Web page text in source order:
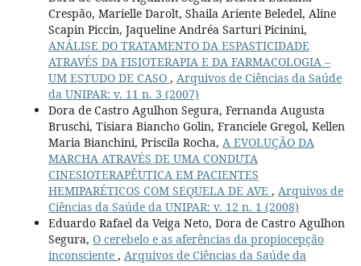
Crespão, Marielle Darolt, Shaila Ariente Beledel, Aline
Scapin Piccin, Jaqueline Andréa Sarturi Picinini,
ANÁLISE DO TRATAMENTO DA ESPASTICIDADE
ATRAVÉS DA FISIOTERAPIA E DA FARMACOLOGIA –
UM ESTUDO DE CASO , Arquivos de Ciências da Saúde
da UNIPAR: v. 11 n. 3 (2007)
Dora de Castro Agulhon Segura, Fernanda Augusta
Bruschi, Tisiara Biancho Golin, Franciele Gregol, Kellen
Maria Bianchini, Priscila Rocha, A EVOLUÇÃO DA
MARCHA ATRAVÉS DE UMA CONDUTA
CINESIOTERAPÊUTICA EM PACIENTES
HEMIPARÉTICOS COM SEQUELA DE AVE , Arquivos de
Ciências da Saúde da UNIPAR: v. 12 n. 1 (2008)
Eduardo Rafael da Veiga Neto, Dora de Castro Agulhon
Segura, O cerebelo e as aferências da propiocepção
inconsciente , Arquivos de Ciências da Saúde da